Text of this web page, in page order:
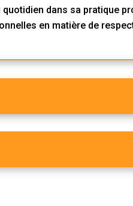
dans sa pratique
en matière de